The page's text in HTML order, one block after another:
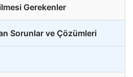
Gerekenler
Sorunlar ve Çözümleri